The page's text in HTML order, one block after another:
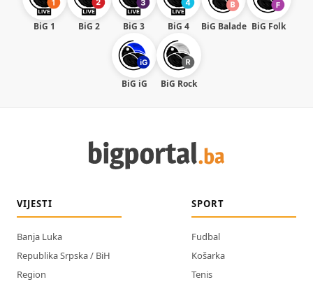
BiG 1 BiG 2 BiG 3 BiG 4 BiG Balade BiG Folk
BiG iG BiG Rock
VIJESTI
Banja Luka
Republika Srpska / BiH
Region
SPORT
Fudbal
Košarka
Tenis